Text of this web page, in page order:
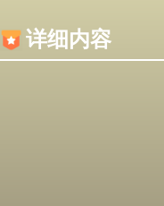
详细内容